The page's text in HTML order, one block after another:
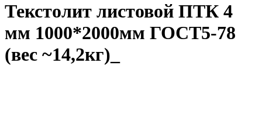
Текстолит листовой ПТК 4
мм 1000*2000мм ГОСТ5-78
(вес ~14,2кг)_